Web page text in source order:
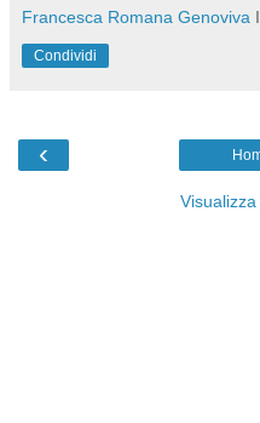
Francesca Romana Genoviva
Condividi
‹